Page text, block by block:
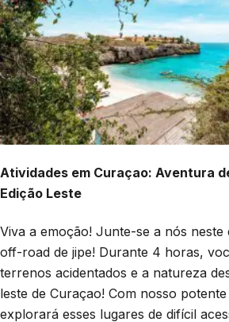
Atividades em Curaçao: Aventura
Edição Leste
Viva a emoção! Junte-se a nós
off-road de jipe! Durante 4 horas,
terrenos acidentados e a natureza
leste de Curaçao! Com nosso
explorará esses lugares de difícil